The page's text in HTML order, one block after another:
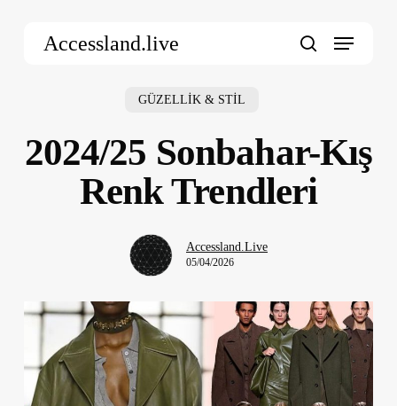
Accessland.live Menu
GÜZELLİK & STİL
2024/25 Sonbahar-Kış
Renk Trendleri
Accessland.Live
05/04/2026